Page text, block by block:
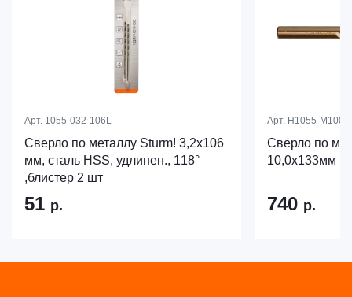
Арт. 1055-032-106L
Сверло по металлу Sturm! 3,2х106
мм, сталь HSS, удлинен., 118°
,блистер 2 шт
51 р.
Арт. H1055-M100-
Сверло по
10,0х133мм
740 р.